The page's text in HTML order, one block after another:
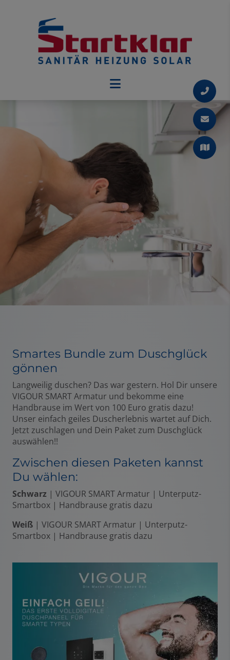
Smartes Bundle zum Duschglück
gönnen
Langweilig duschen? Das war gestern. Hol Dir unsere
VIGOUR SMART Armatur und bekomme eine
Handbrause im Wert von 100 Euro gratis dazu!
Unser einfach geiles Duscherlebnis wartet auf Dich.
Jetzt zuschlagen und Dein Paket zum Duschglück
auswählen!!
Zwischen diesen Paketen kannst
Du wählen:
Schwarz | VIGOUR SMART Armatur | Unterputz-
Smartbox | Handbrause gratis dazu
Weiß | VIGOUR SMART Armatur | Unterputz-
Smartbox | Handbrause gratis dazu